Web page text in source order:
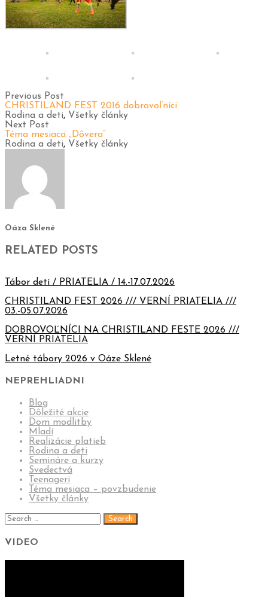
Previous Post
CHRISTILAND FEST 2016 dobrovoľníci
Rodina a deti, Všetky články
Next Post
Téma mesiaca „Dôvera“
Rodina a deti, Všetky články
Oáza Sklené
RELATED POSTS
Tábor detí / PRIATELIA / 14.-17.07.2026
CHRISTILAND FEST 2026 /// VERNÍ PRIATELIA ///
03.-05.07.2026
DOBROVOĽNÍCI NA CHRISTILAND FESTE 2026 ///
VERNÍ PRIATELIA
Letné tábory 2026 v Oáze Sklené
NEPREHLIADNI
Blog
Dôležité akcie
Dom modlitby
Mladí
Realizácie platieb
Rodina a deti
Semináre a kurzy
Svedectvá
Teenageri
Téma mesiaca – povzbudenie
Všetky články
VIDEO